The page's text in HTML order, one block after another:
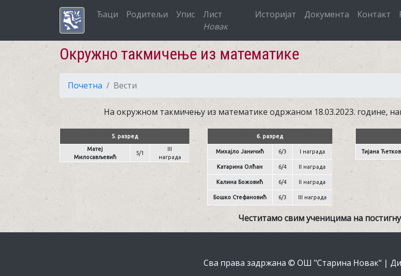
Ђаци Родитељи Упис
Лист
Новак
Историјат Документа Контакт
Окружно такмичење из математике
Почетна Вести
На окружном такмичењу из математике одржаном 18.03.2023. године,
5. разред
Матеј
Милосављевић
5/1
III
награда
6. разред
Михајло Јаничић 6/3 I награда
Катарина Олћан 6/4 II награда
Калина Божовић 6/4 II награда
Бошко Стефановић 6/3 III награда
Тијана
Честитамо свим ученицима на
Сва права задржана © ОШ "Старина Новак" |